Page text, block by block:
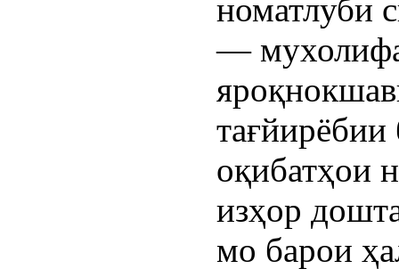
номатлуби
—
оқибатҳои
изҳор
мо барои